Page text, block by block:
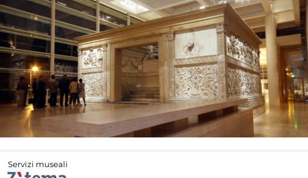
Servizi museali